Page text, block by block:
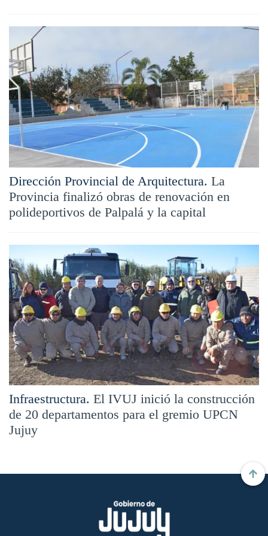
Dirección Provincial de Arquitectura. La
Provincia finalizó obras de renovación en
polideportivos de Palpalá y la capital
Infraestructura. El IVUJ inició la construcción
de 20 departamentos para el gremio UPCN
Jujuy